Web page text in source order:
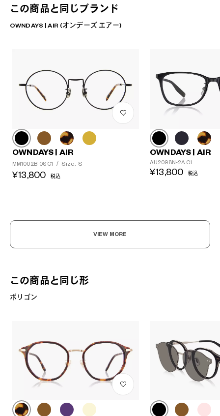
この商品と同じブランド
OWNDAYS | AIR (オンデーズ エアー)
OWNDAYS | AIR
MM1002B-0S C1 / Size: S
¥13,800 税込
OWNDAYS | AIR
AU2098N-2A C1
¥13,800 税込
VIEW MORE
この商品と同じ形
ポリゴン